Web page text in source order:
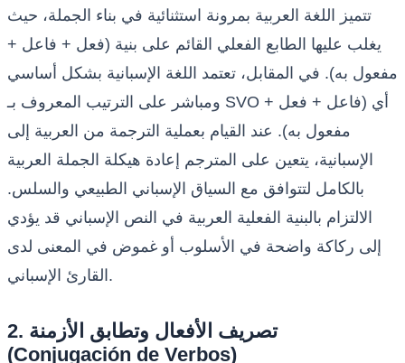
تتميز اللغة العربية بمرونة استثنائية في بناء الجملة، حيث
يغلب عليها الطابع الفعلي القائم على بنية (فعل + فاعل +
مفعول به). في المقابل، تعتمد اللغة الإسبانية بشكل أساسي
ومباشر على الترتيب المعروف بـ SVO أي (فاعل + فعل +
مفعول به). عند القيام بعملية الترجمة من العربية إلى
الإسبانية، يتعين على المترجم إعادة هيكلة الجملة العربية
بالكامل لتتوافق مع السياق الإسباني الطبيعي والسلس.
الالتزام بالبنية الفعلية العربية في النص الإسباني قد يؤدي
إلى ركاكة واضحة في الأسلوب أو غموض في المعنى لدى
القارئ الإسباني.
2. تصريف الأفعال وتطابق الأزمنة
(Conjugación de Verbos)